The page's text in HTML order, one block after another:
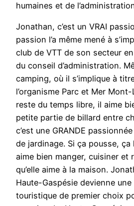
humaines et de
Jonathan, c’est un VRAI
passion l’a même mené à
club de VTT de son secteur
du conseil d’administration.
camping, où il s’implique à
l’organisme Parc et Mer Mont-
reste du temps libre, il aime
petite partie de billard entre
c’est une GRANDE
de jardinage. Si ça pousse, ça
aime bien manger, cuisiner et
qu’elle aime à la maison.
Haute-Gaspésie devienne
touristique de premier choix